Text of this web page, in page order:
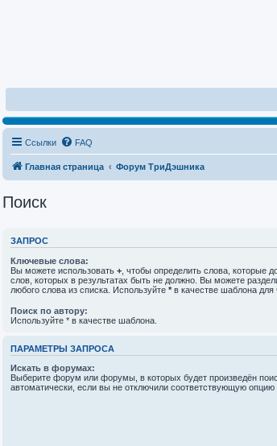
Ссылки FAQ
Главная страница Форум ТриДэшника
Поиск
ЗАПРОС
Ключевые слова:
Вы можете использовать + , чтобы определить слова, которые
слов, которых в результатах быть не должно. Вы можете
любого слова из списка. Используйте * в качестве шаблона для
Поиск по автору:
Используйте * в качестве шаблона.
ПАРАМЕТРЫ ЗАПРОСА
Искать в форумах:
Выберите форум или форумы, в которых будет произведён
автоматически, если вы не отключили соответствующую опцию